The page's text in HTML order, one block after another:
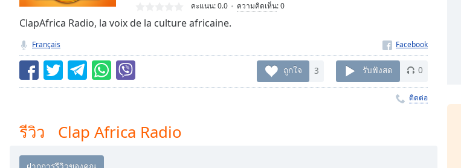
Stream
TypeLIVE
live,
currently
behind
LIVE
Remaining
Playback
Rate
คะแนน:0.0 ความคิดเห็น:0
ClapAfrica Radio, la voix de la culture africaine.
Français
ถูกใจ 3 รับฟังสด 0
ติดต่อ
รีวิว Clap Africa Radio